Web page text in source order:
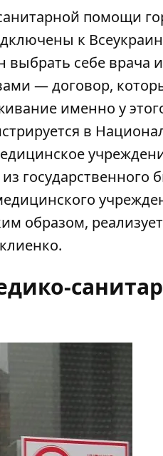
помощи
к
выбрать себе врача и
— договор,
именно у
в
государственного
образом,